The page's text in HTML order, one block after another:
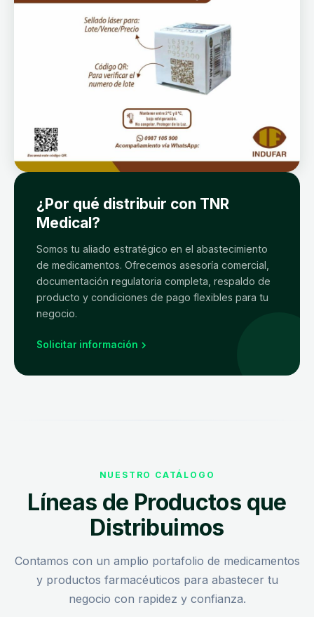
¿Por qué distribuir con TNR
Medical?
Somos tu aliado estratégico en el abastecimiento
de medicamentos. Ofrecemos asesoría comercial,
documentación regulatoria completa, respaldo de
producto y condiciones de pago flexibles para tu
negocio.
Solicitar información
NUESTRO CATÁLOGO
Líneas de Productos que
Distribuimos
Contamos con un amplio portafolio de medicamentos
y productos farmacéuticos para abastecer tu
negocio con rapidez y confianza.